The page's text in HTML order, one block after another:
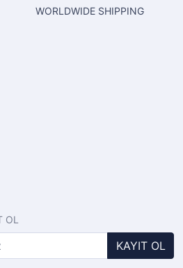
WORLDWIDE SHIPPING
OL
KAYIT OL